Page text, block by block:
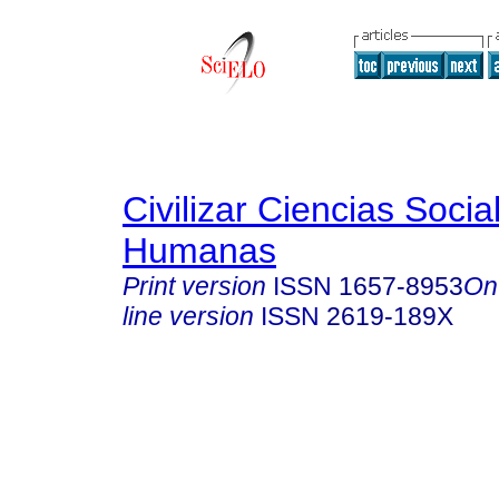
Civilizar Ciencias
Humanas
Print version ISSN 1657-8953
line version ISSN 2619-189X